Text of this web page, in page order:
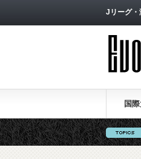
Jリーグ・
国